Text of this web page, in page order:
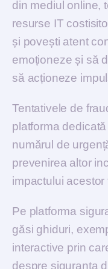
din mediul online,
resurse IT
și povești atent
emoționeze și să
să acționeze
Tentativele de
platforma dedicată
numărul de
prevenirea altor
impactului acestor
Pe platforma
găsi ghiduri,
interactive prin
despre siguranța